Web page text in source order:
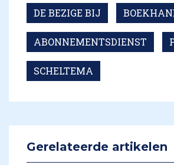
DE BEZIGE BIJ
ABONNEMENTSDIENST
SCHELTEMA
Gerelateerde artikelen